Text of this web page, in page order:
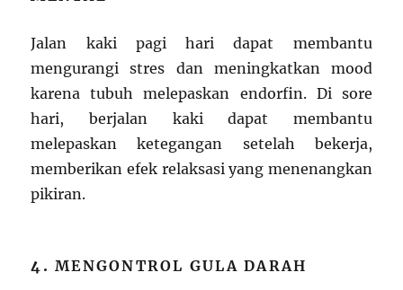
Jalan kaki pagi hari dapat membantu
mengurangi stres dan meningkatkan mood
karena tubuh melepaskan endorfin. Di sore
hari, berjalan kaki dapat membantu
melepaskan ketegangan setelah bekerja,
memberikan efek relaksasi yang menenangkan
pikiran.
4.MENGONTROL GULA DARAH